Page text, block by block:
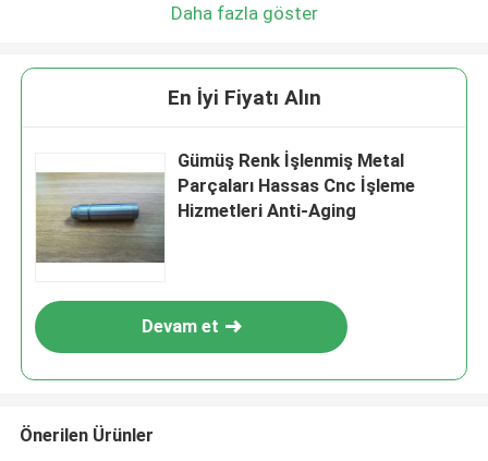
Daha fazla göster
En İyi Fiyatı Alın
Gümüş Renk İşlenmiş Metal
Parçaları Hassas Cnc İşleme
Hizmetleri Anti-Aging
Devam et
Önerilen Ürünler